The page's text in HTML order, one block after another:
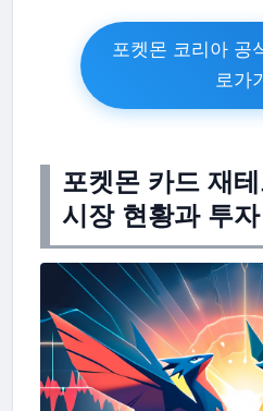
포켓몬 코리아 공
로가기
포켓몬 카드 재
시장 현황과 투